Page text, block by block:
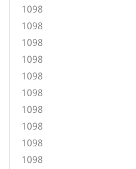
1098
1098
1098
1098
1098
1098
1098
1098
1098
1098